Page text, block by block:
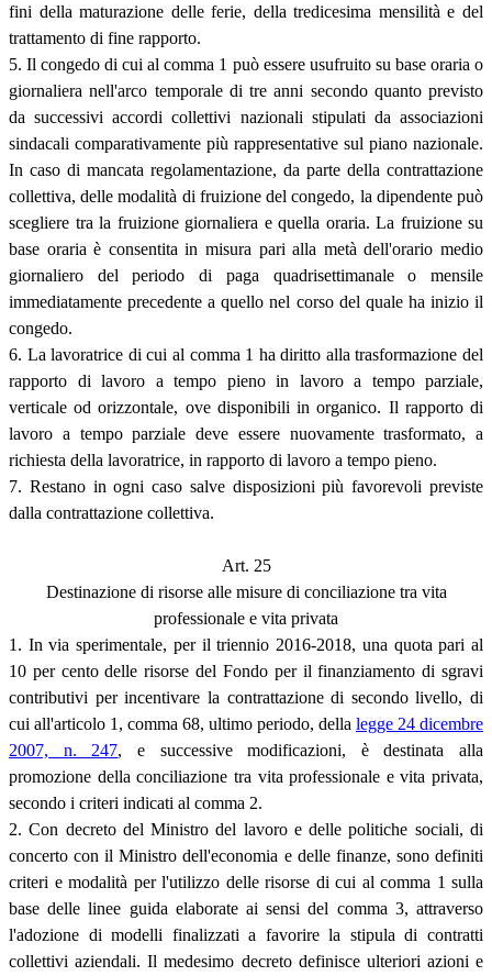
fini della maturazione delle ferie, della tredicesima mensilità e del
trattamento di fine rapporto.
5. Il congedo di cui al comma 1 può essere usufruito su base oraria o
giornaliera nell'arco temporale di tre anni secondo quanto previsto
da successivi accordi collettivi nazionali stipulati da associazioni
sindacali comparativamente più rappresentative sul piano nazionale.
In caso di mancata regolamentazione, da parte della contrattazione
collettiva, delle modalità di fruizione del congedo, la dipendente può
scegliere tra la fruizione giornaliera e quella oraria. La fruizione su
base oraria è consentita in misura pari alla metà dell'orario medio
giornaliero del periodo di paga quadrisettimanale o mensile
immediatamente precedente a quello nel corso del quale ha inizio il
congedo.
6. La lavoratrice di cui al comma 1 ha diritto alla trasformazione del
rapporto di lavoro a tempo pieno in lavoro a tempo parziale,
verticale od orizzontale, ove disponibili in organico. Il rapporto di
lavoro a tempo parziale deve essere nuovamente trasformato, a
richiesta della lavoratrice, in rapporto di lavoro a tempo pieno.
7. Restano in ogni caso salve disposizioni più favorevoli previste
dalla contrattazione collettiva.
Art. 25
Destinazione di risorse alle misure di conciliazione tra vita
professionale e vita privata
1. In via sperimentale, per il triennio 2016-2018, una quota pari al
10 per cento delle risorse del Fondo per il finanziamento di sgravi
contributivi per incentivare la contrattazione di secondo livello, di
cui all'articolo 1, comma 68, ultimo periodo, della legge 24 dicembre
2007, n. 247, e successive modificazioni, è destinata alla
promozione della conciliazione tra vita professionale e vita privata,
secondo i criteri indicati al comma 2.
2. Con decreto del Ministro del lavoro e delle politiche sociali, di
concerto con il Ministro dell'economia e delle finanze, sono definiti
criteri e modalità per l'utilizzo delle risorse di cui al comma 1 sulla
base delle linee guida elaborate ai sensi del comma 3, attraverso
l'adozione di modelli finalizzati a favorire la stipula di contratti
collettivi aziendali. Il medesimo decreto definisce ulteriori azioni e